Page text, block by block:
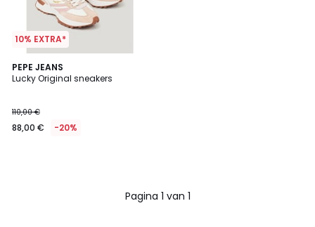
10% EXTRA*
PEPE JEANS
Lucky Original sneakers
110,00 €
88,00 € -20%
Pagina 1 van 1